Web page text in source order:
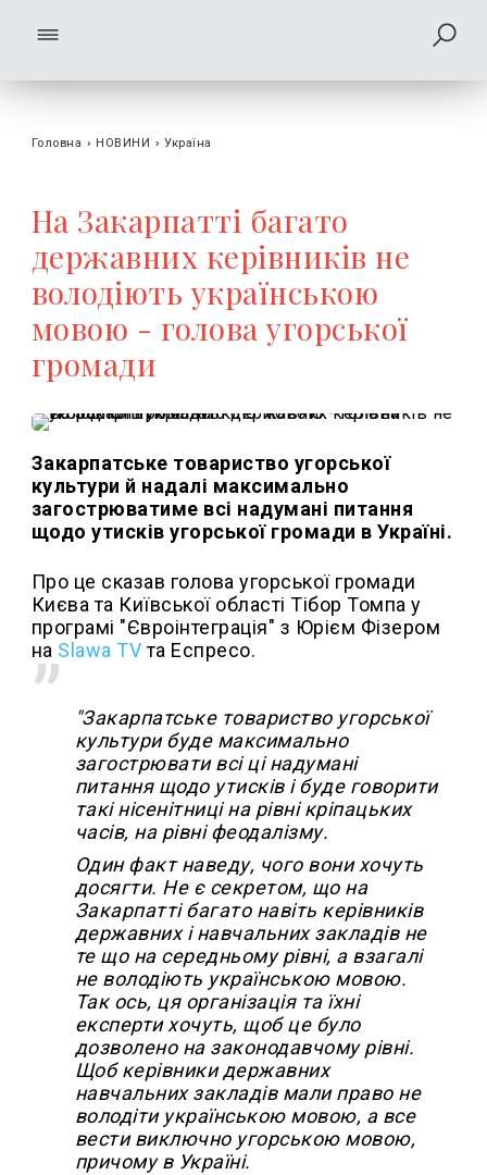
Головна › НОВИНИ › Україна
На Закарпатті багато
державних керівників не
володіють українською
мовою - голова угорської
громади
Закарпатське товариство угорської
культури й надалі максимально
загострюватиме всі надумані питання
щодо утисків угорської громади в Україні.
Про це сказав голова угорської громади
Києва та Київської області Тібор Томпа у
програмі "Євроінтеграція" з Юрієм Фізером
на Slawa TVта Еспресо.
"Закарпатське товариство угорської
культури буде максимально
загострювати всі ці надумані
питання щодо утисків і буде говорити
такі нісенітниці на рівні кріпацьких
часів, на рівні феодалізму.
Один факт наведу, чого вони хочуть
досягти. Не є секретом, що на
Закарпатті багато навіть керівників
державних і навчальних закладів не
те що на середньому рівні, а взагалі
не володіють українською мовою.
Так ось, ця організація та їхні
експерти хочуть, щоб це було
дозволено на законодавчому рівні.
Щоб керівники державних
навчальних закладів мали право не
володіти українською мовою, а все
вести виключно угорською мовою,
причому в Україні.